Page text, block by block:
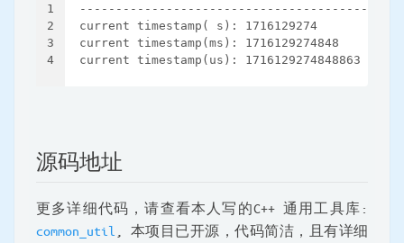
1
2
3
4
-------------------------------------------
current timestamp( s): 1716129274
current timestamp(ms): 1716129274848
current timestamp(us): 1716129274848863
源码地址
更多详细代码，请查看本人写的C++ 通用工具库:
common_util
, 本项目已开源，代码简洁，且有详细